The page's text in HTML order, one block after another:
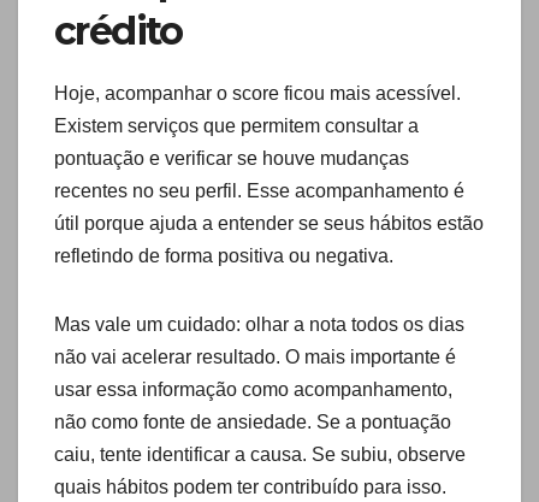
crédito
Hoje, acompanhar o score ficou mais acessível.
Existem serviços que permitem consultar a
pontuação e verificar se houve mudanças
recentes no seu perfil. Esse acompanhamento é
útil porque ajuda a entender se seus hábitos estão
refletindo de forma positiva ou negativa.
Mas vale um cuidado: olhar a nota todos os dias
não vai acelerar resultado. O mais importante é
usar essa informação como acompanhamento,
não como fonte de ansiedade. Se a pontuação
caiu, tente identificar a causa. Se subiu, observe
quais hábitos podem ter contribuído para isso.